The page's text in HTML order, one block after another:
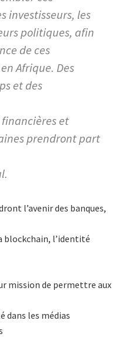
investisseurs, les
politiques, afin
de ces
Afrique. Des
et des
et
prendront part
l’avenir des banques,
l’identité
mission de permettre aux
dans les médias